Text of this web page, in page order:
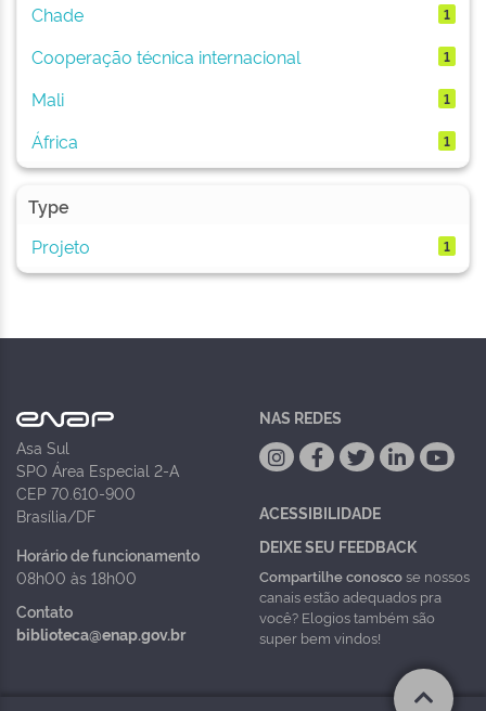
Chade 1
Cooperação técnica internacional 1
Mali 1
África 1
Type
Projeto
1
Asa Sul
SPO Área Especial 2-A
CEP 70.610-900
Brasília/DF
Horário de funcionamento
08h00 às 18h00
Contato
biblioteca@enap.gov.br
NAS REDES
ACESSIBILIDADE
DEIXE SEU FEEDBACK
Compartilhe conoscose nossos
canais estão adequados pra
você? Elogios também são
super bem vindos!